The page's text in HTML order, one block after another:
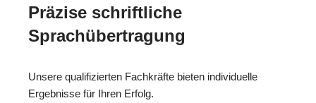
Präzise schriftliche
Sprachübertragung
Unsere qualifizierten Fachkräfte bieten individuelle
Ergebnisse für Ihren Erfolg.